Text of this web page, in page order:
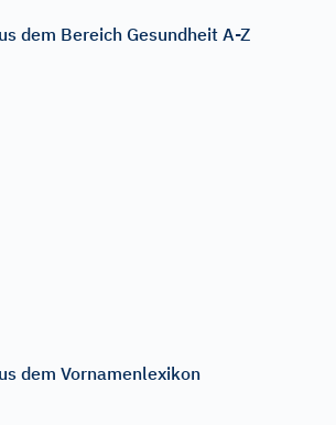
dem Bereich Gesundheit A-Z
dem Vornamenlexikon